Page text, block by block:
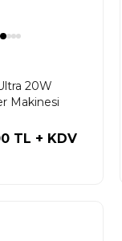
20W
Makinesi
TL + KDV